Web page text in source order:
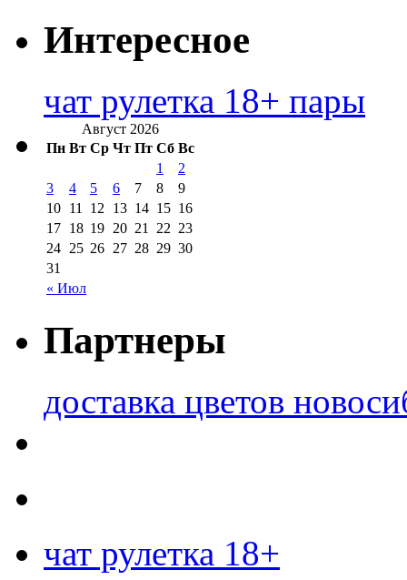
Интересное
чат рулетка 18+ пары
Август 2026
Пн Вт Ср Чт Пт Сб Вс
« Июл
1
2
3
4 5 6 7 8
9
10 11 12 13 14 15 16
17 18 19 20 21 22 23
24 25 26 27 28 29 30
31
Партнеры
доставка цветов
чат рулетка 18+